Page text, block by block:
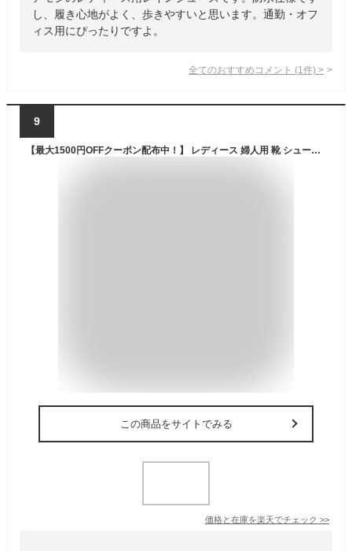
し、履き心地がよく、歩きやすいと思います。通勤・オフ
ィス用にぴったりですよ。
全てのおすすめコメント (1 件) >
9
【最大1500円OFFクーポン配布中！】 レディース 婦人用 靴 シューズ 生活防水 水ぬれOK 晴雨兼用 毎日履ける パンプス シンプル 普段使い 黒 履きやすい ローヒール お仕事 オフィス 3E パンジー pansy [2323]
この商品をサイトでみる
価格と在庫を楽天でチェック >>